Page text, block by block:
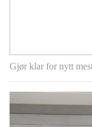
Gjør klar for nytt